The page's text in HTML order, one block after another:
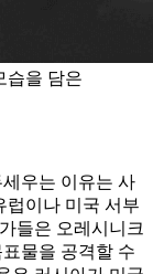
습을 담은
우는 이유는 사
럽이나 미국 서부
들은 오레시니크
물을 공격할 수